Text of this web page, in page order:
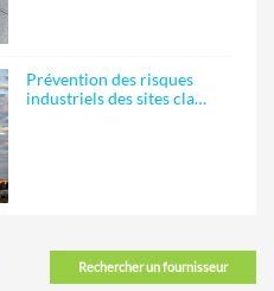
Prévention des risques
industriels des sites cla…
Rechercher un fournisseur